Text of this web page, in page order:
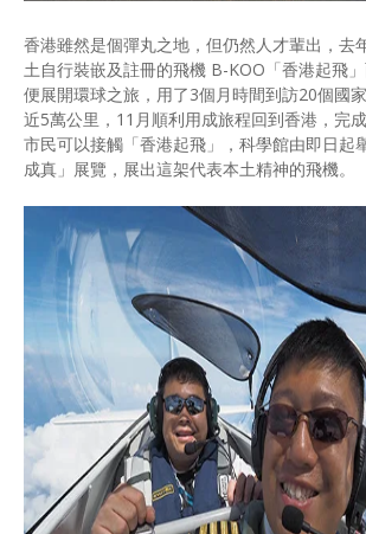
香港雖然是個彈丸之地，但仍然人才輩出，去
土自行裝嵌及註冊的飛機 B-KOO「香港起飛
便展開環球之旅，用了3個月時間到訪20個國
近5萬公里，11月順利用成旅程回到香港，完
市民可以接觸「香港起飛」，科學館由即日起
成真」展覽，展出這架代表本土精神的飛機。